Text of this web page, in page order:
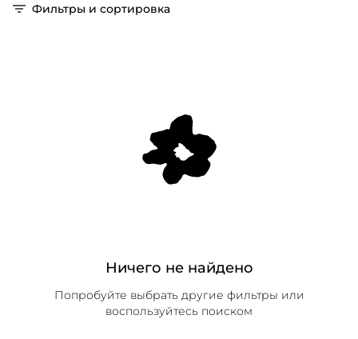
Фильтры и сортировка
Ничего не найдено
Попробуйте выбрать другие фильтры или
воспользуйтесь поиском